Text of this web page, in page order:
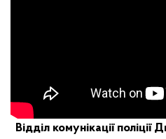
Відділ комунікації поліції